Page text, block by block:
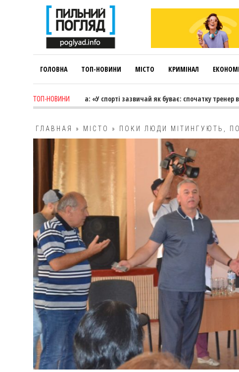
ГОЛОВНА ТОП-НОВИНИ МІСТО КРИМІНАЛ
ТОП-НОВИНИ
Лариса Коновалова: «У спорті зазвичай як буває: спочатку тренер
ГЛАВНАЯ » МІСТО » ПОКИ ЛЮДИ МІТИНГУЮТЬ,